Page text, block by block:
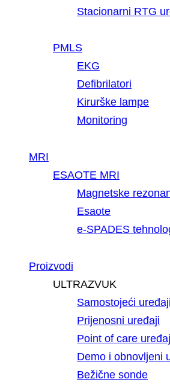
Stacionarni RTG
PMLS
EKG
Defibrilatori
Kirurške lampe
Monitoring
MRI
ESAOTE MRI
Magnetske
Esaote
e-SPADES
Proizvodi
ULTRAZVUK
Samostojeći uređaji
Prijenosni uređaji
Point of care
Demo i obnovljeni
Bežične sonde